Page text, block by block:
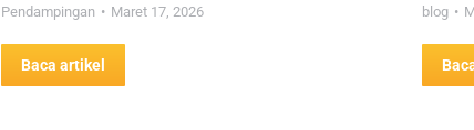
Pendampingan Maret 17, 2026
Baca artikel
blog